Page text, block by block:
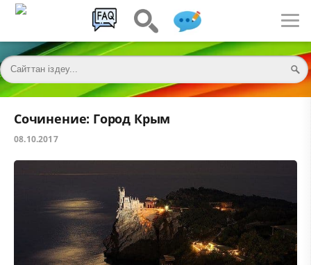
Сочинение: Город Крым
08.10.2017